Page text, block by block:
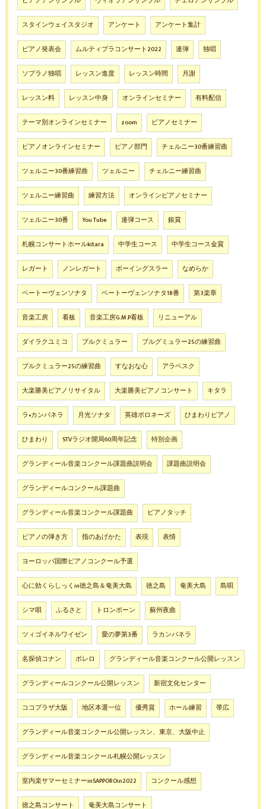
スタインウェイスタジオ アンケート アンケート集計
ピアノ発表会 ムルティプラコンサート2022 連弾 独唱
ソプラノ独唱 レッスン進度 レッスン時間 月謝
レッスン料 レッスン中身 オンラインセミナー 有料配信
テーマ別オンラインセミナー zoom ピアノセミナー
ピアノオンラインセミナー ピアノ部門 チェルニー30番練習曲
ツェルニー30番練習曲 ツェルニー チェルニー練習曲
ツェルニー練習曲 練習方法 オンラインピアノセミナー
ツェルニー30番 You Tube 連弾コース 銀賞
札幌コンサートホールkitara 中学生コース 中学生コース金賞
レガート ノンレガート ボーイングスラー なめらか
ベートーヴェンソナタ ベートーヴェンソナタ18番 第3楽章
音楽工房 看板 音楽工房G.M.P看板 リニューアル
ダイラクユミコ ブルクミュラー ブルグミュラー25の練習曲
ブルクミュラー25の練習曲 すなおな心 アラベスク
大楽勝美ピアノリサイタル 大楽勝美ピアノコンサート キタラ
ラ•カンパネラ 月光ソナタ 英雄ポロネーズ ひまわりピアノ
ひまわり STVラジオ開局60周年記念 特別企画
グランディール音楽コンクール課題曲説明会 課題曲説明会
グランディールコンクール課題曲
グランディール音楽コンクール課題曲 ピアノタッチ
ピアノの弾き方 指のあげかた 表現 表情
ヨーロッパ国際ピアノコンクール予選
心に効くらしっくin徳之島＆奄美大島 徳之島 奄美大島 島唄
シマ唄 ふるさと トロンボーン 蘇州夜曲
ツィゴイネルワイゼン 愛の夢第3番 ラカンパネラ
名探偵コナン ボレロ グランディール音楽コンクール公開レッスン
グランディールコンクール公開レッスン 新宿文化センター
ココプラザ大阪 地区本選一位 優秀賞 ホール練習 帯広
グランディール音楽コンクール公開レッスン、東京、大阪中止
グランディール音楽コンクール札幌公開レッスン
室内楽サマーセミナーinSAPPOROin2022 コンクール感想
徳之島コンサート 奄美大島コンサート